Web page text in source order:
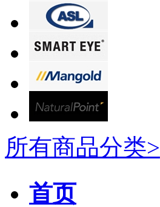
所有商品分类>
首页